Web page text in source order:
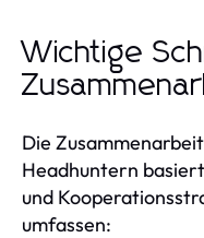
Wichtige
Die
Headhuntern
und
umfassen: